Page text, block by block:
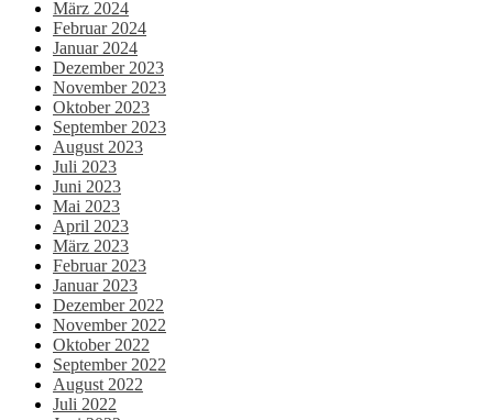
März 2024
Februar 2024
Januar 2024
Dezember 2023
November 2023
Oktober 2023
September 2023
August 2023
Juli 2023
Juni 2023
Mai 2023
April 2023
März 2023
Februar 2023
Januar 2023
Dezember 2022
November 2022
Oktober 2022
September 2022
August 2022
Juli 2022